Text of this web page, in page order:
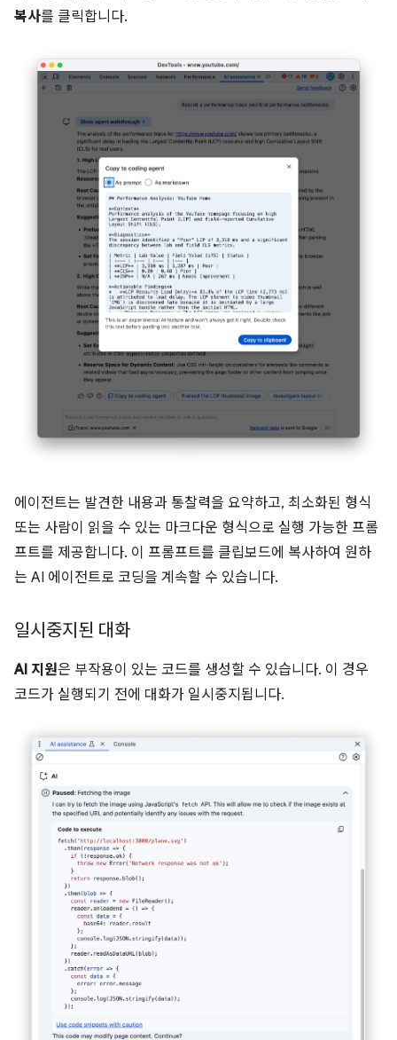
복사를 클릭합니다.
에이전트는 발견한 내용과 통찰력을 요약하고, 최소화된 형식
또는 사람이 읽을 수 있는 마크다운 형식으로 실행 가능한 프롬
프트를 제공합니다. 이 프롬프트를 클립보드에 복사하여 원하
는 AI 에이전트로 코딩을 계속할 수 있습니다.
일시중지된 대화
AI 지원은 부작용이 있는 코드를 생성할 수 있습니다. 이 경우
코드가 실행되기 전에 대화가 일시중지됩니다.